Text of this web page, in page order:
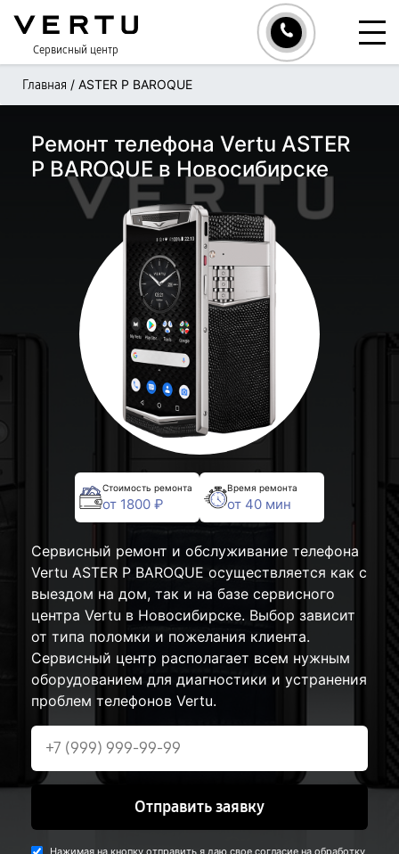
Сервисный центр
Главная / ASTER P BAROQUE
Ремонт телефона Vertu ASTER
P BAROQUE в Новосибирске
Стоимость ремонта
от 1800 ₽
Время ремонта
от 40 мин
Сервисный ремонт и обслуживание телефона
Vertu ASTER P BAROQUE осуществляется как с
выездом на дом, так и на базе сервисного
центра Vertu в Новосибирске. Выбор зависит
от типа поломки и пожелания клиента.
Сервисный центр располагает всем нужным
оборудованием для диагностики и устранения
проблем телефонов Vertu.
Отправить заявку
Нажимая на кнопку отправить я даю свое согласие на обработку